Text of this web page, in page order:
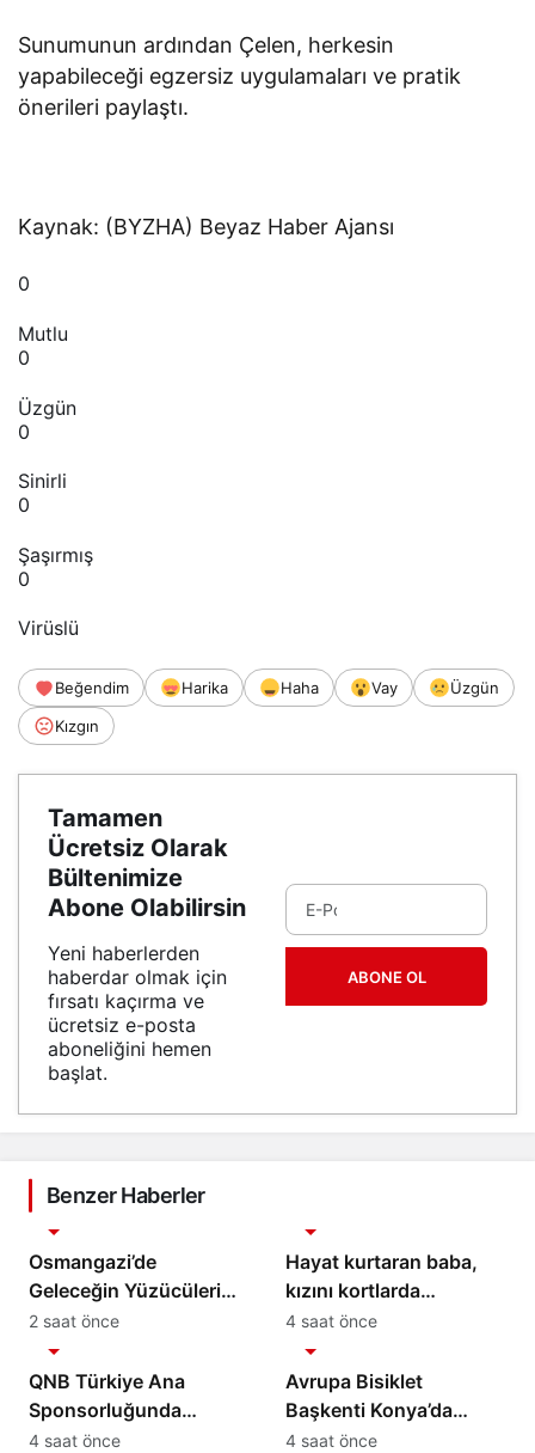
Sunumunun ardından Çelen, herkesin
yapabileceği egzersiz uygulamaları ve pratik
önerileri paylaştı.
Kaynak: (BYZHA) Beyaz Haber Ajansı
0
Mutlu
0
Üzgün
0
Sinirli
0
Şaşırmış
0
Virüslü
Beğendim Harika Haha Vay
Üzgün
Kızgın
Tamamen
Ücretsiz Olarak
Bültenimize
Abone Olabilirsin
Yeni haberlerden
haberdar olmak için
fırsatı kaçırma ve
ücretsiz e-posta
aboneliğini hemen
başlat.
ABONE OL
Benzer Haberler
Osmangazi’de
Geleceğin Yüzücüleri
Sertifikalarını Aldı
2 saat önce
Hayat kurtaran baba,
kızını kortlarda
şampiyonluğa hazırlıyor
4 saat önce
QNB Türkiye Ana
Sponsorluğunda
Türkiye’nin İlk Padel
4 saat önce
Avrupa Bisiklet
Başkenti Konya’da
Bisiklet Festivali
4 saat önce